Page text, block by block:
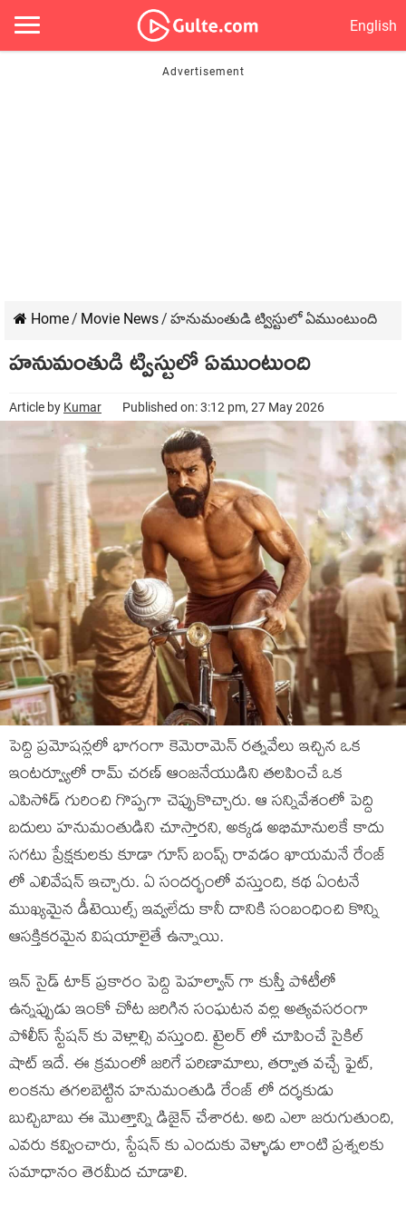
English
Home/ Movie News/ హనుమంతుడి ట్విస్టులో ఏముంటుంది
హనుమంతుడి ట్విస్టులో ఏముంటుంది
Article by Kumar Published on: 3:12 pm, 27 May 2026
పెద్ది ప్రమోషన్లలో భాగంగా కెమెరామెన్ రత్నవేలు ఇచ్చిన ఒక
ఇంటర్వ్యూలో రామ్ చరణ్ ఆంజనేయుడిని తలపించే ఒక
ఎపిసోడ్ గురించి గొప్పగా చెప్పుకొచ్చారు. ఆ సన్నివేశంలో పెద్ది
బదులు హనుమంతుడిని చూస్తారని, అక్కడ అభిమానులకే కాదు
సగటు ప్రేక్షకులకు కూడా గూస్ బంప్స్ రావడం ఖాయమనే రేంజ్
లో ఎలివేషన్ ఇచ్చారు. ఏ సందర్భంలో వస్తుంది, కథ ఏంటనే
ముఖ్యమైన డీటెయిల్స్ ఇవ్వలేదు కానీ దానికి సంబంధించి కొన్ని
ఆసక్తికరమైన విషయాలైతే ఉన్నాయి.
ఇన్ సైడ్ టాక్ ప్రకారం పెద్ది పెహల్వాన్ గా కుస్తీ పోటీలో
ఉన్నప్పుడు ఇంకో చోట జరిగిన సంఘటన వల్ల అత్యవసరంగా
పోలీస్ స్టేషన్ కు వెళ్లాల్సి వస్తుంది. ట్రైలర్ లో చూపించే సైకిల్
షాట్ ఇదే. ఈ క్రమంలో జరిగే పరిణామాలు, తర్వాత వచ్చే ఫైట్,
లంకను తగలబెట్టిన హనుమంతుడి రేంజ్ లో దర్శకుడు
బుచ్చిబాబు ఈ మొత్తాన్ని డిజైన్ చేశారట. అది ఎలా జరుగుతుంది,
ఎవరు కవ్వించారు, స్టేషన్ కు ఎందుకు వెళ్ళాడు లాంటి ప్రశ్నలకు
సమాధానం తెరమీద చూడాలి.